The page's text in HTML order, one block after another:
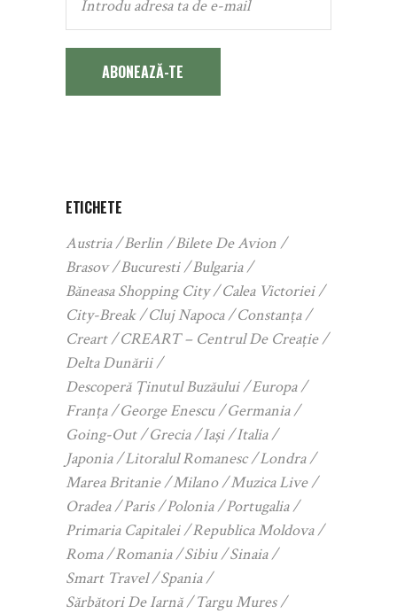
ABONEAZĂ-TE
ETICHETE
Austria Berlin
Bilete De Avion
Brasov
Bucuresti
Bulgaria
Băneasa Shopping City
Calea Victoriei
City-Break
Cluj Napoca
Constanța
Creart
CREART – Centrul De Creație
Delta Dunării
Descoperă Ținutul Buzăului
Europa
Franța
George Enescu
Germania
Going-Out
Grecia Iași
Italia
Japonia
Litoralul Romanesc
Londra
Marea Britanie
Milano
Muzica Live
Oradea
Paris Polonia
Portugalia
Primaria Capitalei
Republica Moldova
Roma
Romania Sibiu
Sinaia
Smart Travel
Spania
Sărbători De Iarnă
Targu Mures